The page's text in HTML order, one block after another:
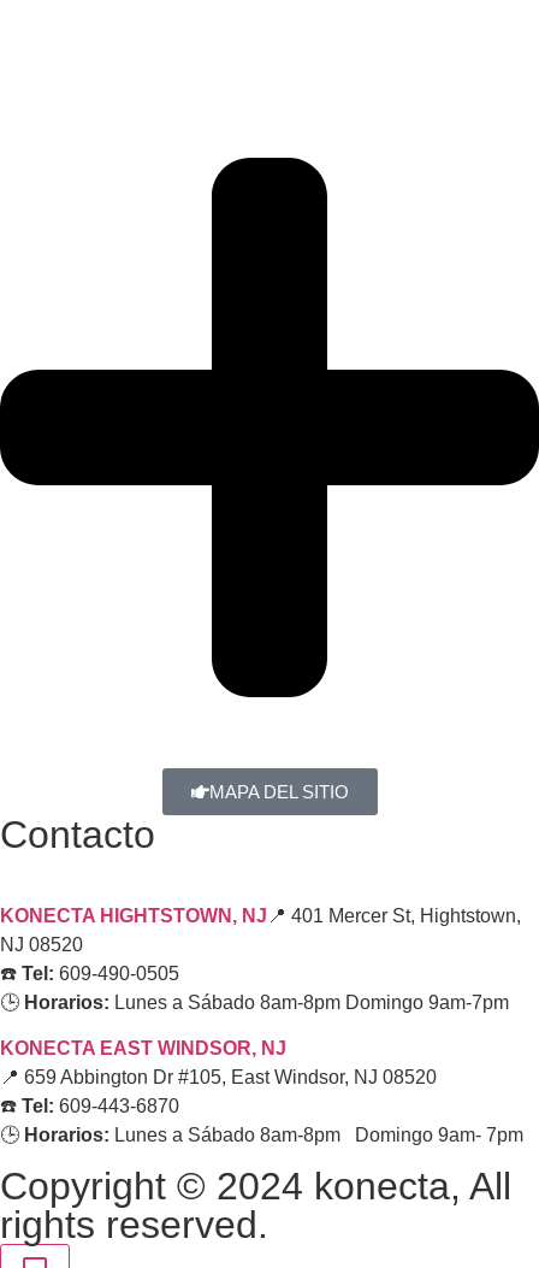
MAPA DEL SITIO
Contacto
KONECTA HIGHTSTOWN, NJ 📍 401 Mercer St, Hightstown,
NJ 08520
☎️ Tel: 609-490-0505
🕒 Horarios: Lunes a Sábado 8am-8pm Domingo 9am-7pm
KONECTA EAST WINDSOR, NJ
📍 659 Abbington Dr #105, East Windsor, NJ 08520
☎️ Tel: 609-443-6870
🕒 Horarios: Lunes a Sábado 8am-8pm Domingo 9am- 7pm
Copyright © 2024 konecta, All
rights reserved.